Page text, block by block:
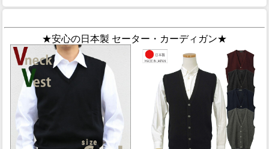
★安心の日本製 セーター・カーディガン★